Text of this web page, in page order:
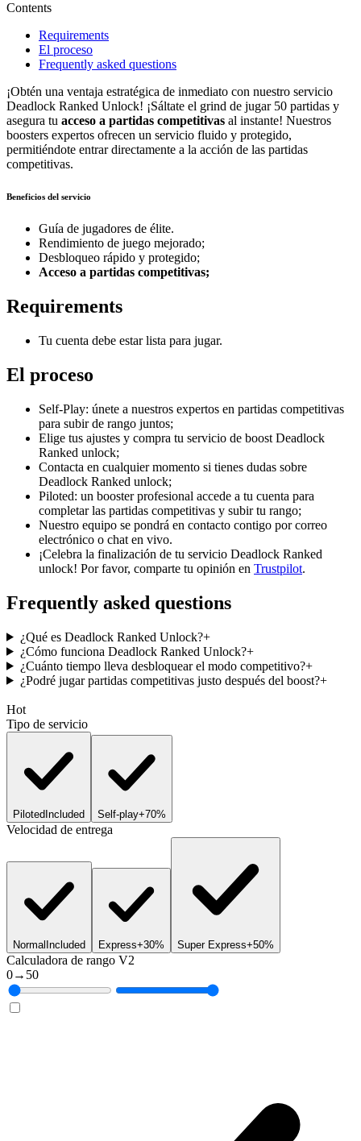
Contents
Requirements
El proceso
Frequently asked questions
¡Obtén una ventaja estratégica de inmediato con nuestro servicio
Deadlock Ranked Unlock! ¡Sáltate el grind de jugar 50 partidas y
asegura tu acceso a partidas competitivas al instante! Nuestros
boosters expertos ofrecen un servicio fluido y protegido,
permitiéndote entrar directamente a la acción de las partidas
competitivas.
Beneficios del servicio
Guía de jugadores de élite.
Rendimiento de juego mejorado;
Desbloqueo rápido y protegido;
Acceso a partidas competitivas;
Requirements
Tu cuenta debe estar lista para jugar.
El proceso
Self-Play: únete a nuestros expertos en partidas competitivas
para subir de rango juntos;
Elige tus ajustes y compra tu servicio de boost Deadlock
Ranked unlock;
Contacta en cualquier momento si tienes dudas sobre
Deadlock Ranked unlock;
Piloted: un booster profesional accede a tu cuenta para
completar las partidas competitivas y subir tu rango;
Nuestro equipo se pondrá en contacto contigo por correo
electrónico o chat en vivo.
¡Celebra la finalización de tu servicio Deadlock Ranked
unlock! Por favor, comparte tu opinión en Trustpilot.
Frequently asked questions
¿Qué es Deadlock Ranked Unlock?+
¿Cómo funciona Deadlock Ranked Unlock?+
¿Cuánto tiempo lleva desbloquear el modo competitivo?+
¿Podré jugar partidas competitivas justo después del boost?+
Hot
Tipo de servicio
Piloted Included Self-play+70%
Velocidad de entrega
Normal Included Express+30% Super Express+50%
Calculadora de rango V2
0→ 50